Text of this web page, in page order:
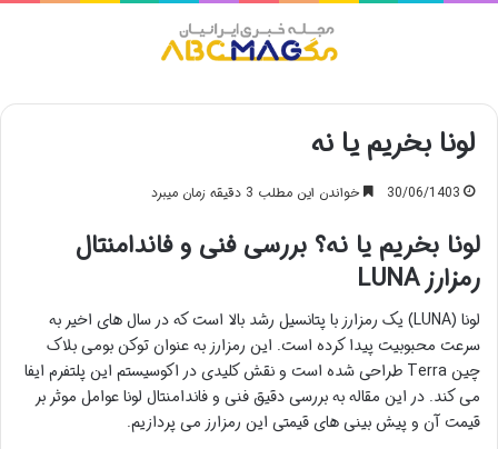
لونا بخریم یا نه
30/06/1403 خواندن این مطلب 3 دقیقه زمان میبرد
لونا بخریم یا نه؟ بررسی فنی و فاندامنتال
رمزارز LUNA
لونا (LUNA) یک رمزارز با پتانسیل رشد بالا است که در سال های اخیر به
سرعت محبوبیت پیدا کرده است. این رمزارز به عنوان توکن بومی بلاک
چین Terra طراحی شده است و نقش کلیدی در اکوسیستم این پلتفرم ایفا
می کند. در این مقاله به بررسی دقیق فنی و فاندامنتال لونا عوامل موثر بر
قیمت آن و پیش بینی های قیمتی این رمزارز می پردازیم.